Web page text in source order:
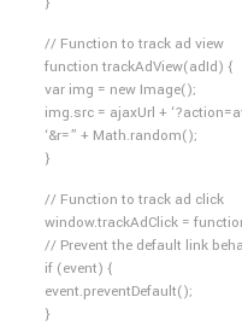
// Function to track ad view
function trackAdView(adId) {
var img = new Image();
img.src = ajaxUrl +
‘&r=” + Math.random();
}
// Function to track ad click
window.trackAdClick =
// Prevent the default link
if (event) {
event.preventDefault();
}